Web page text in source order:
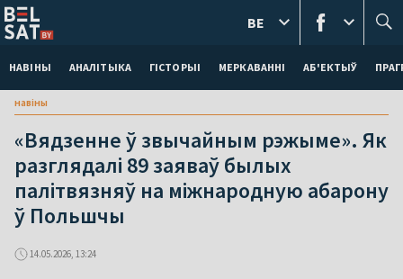
НАВІНЫ АНАЛІТЫКА ГІСТОРЫІ МЕРКАВАННI АБ'ЕКТЫЎ
BE
навіны
«Вядзенне ў звычайным рэжыме». Як
разглядалі 89 заяваў былых
палітвязняў на міжнародную абарону
ў Польшчы
14.05.2026, 13:24